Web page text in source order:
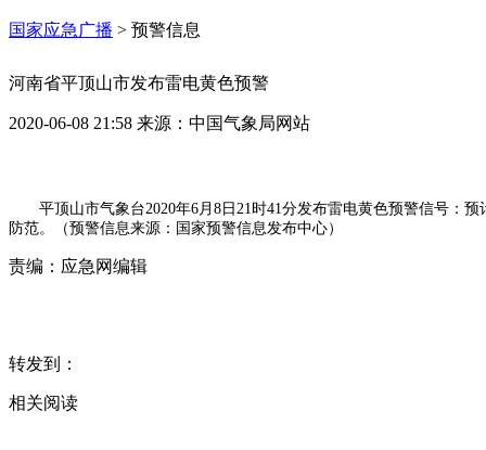
国家应急广播 > 预警信息
河南省平顶山市发布雷电黄色预警
2020-06-08 21:58 来源： 中国气象局网站
平顶山市气象台2020年6月8日21时41分发布雷电黄色预警信号：
防范。（预警信息来源：国家预警信息发布中心）
责编： 应急网编辑
转发到：
相关阅读